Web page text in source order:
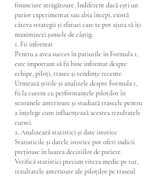
financiare atrăgătoare. Indiferent dacă ești un
parior experimentat sau abia începi, există
câteva strategii și sfaturi care te pot ajuta să îți
maximizezi șansele de câștig.
1. Fii informat
Pentru a avea succes în pariurile în Formula 1,
este important să fii bine informat despre
echipe, piloți, trasee și tendințe recente.
Urmează știrile și analizele despre Formula 1,
fii la curent cu performanțele piloților în
sezoanele anterioare și studiază traseele pentru
a înțelege cum influențează acestea rezultatele
cursei.
2. Analizează statistici și date istorice
Statisticile și datele istorice pot oferi indicii
prețioase în luarea deciziilor de pariere.
Verifică statistici precum viteza medie pe tur,
rezultatele anterioare ale piloților pe traseul